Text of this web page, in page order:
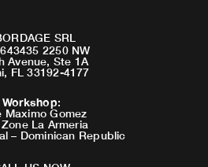
SRL
2250 NW
Avenue, Ste 1A
FL 33192-4177
Workshop:
Maximo Gomez
La Armeria
– Dominican Republic